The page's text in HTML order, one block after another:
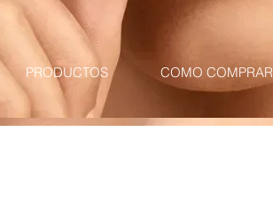
PRODUCTOS COMO COMPRAR